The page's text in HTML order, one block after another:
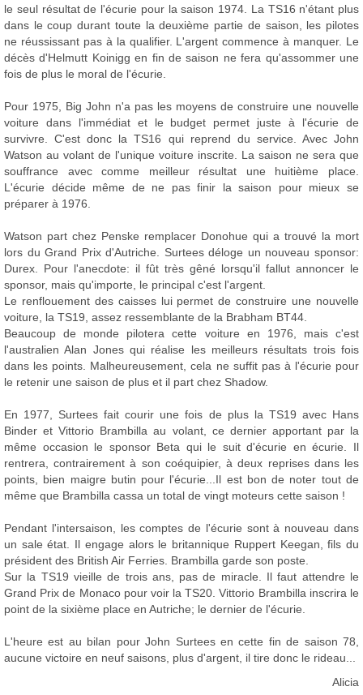
le seul résultat de l'écurie pour la saison 1974. La TS16 n'étant plus
dans le coup durant toute la deuxième partie de saison, les pilotes
ne réussissant pas à la qualifier. L'argent commence à manquer. Le
décès d'Helmutt Koinigg en fin de saison ne fera qu'assommer une
fois de plus le moral de l'écurie.
Pour 1975, Big John n'a pas les moyens de construire une nouvelle
voiture dans l'immédiat et le budget permet juste à l'écurie de
survivre. C'est donc la TS16 qui reprend du service. Avec John
Watson au volant de l'unique voiture inscrite. La saison ne sera que
souffrance avec comme meilleur résultat une huitième place.
L'écurie décide même de ne pas finir la saison pour mieux se
préparer à 1976.
Watson part chez Penske remplacer Donohue qui a trouvé la mort
lors du Grand Prix d'Autriche. Surtees déloge un nouveau sponsor:
Durex. Pour l'anecdote: il fût très gêné lorsqu'il fallut annoncer le
sponsor, mais qu'importe, le principal c'est l'argent.
Le renflouement des caisses lui permet de construire une nouvelle
voiture, la TS19, assez ressemblante de la Brabham BT44.
Beaucoup de monde pilotera cette voiture en 1976, mais c'est
l'australien Alan Jones qui réalise les meilleurs résultats trois fois
dans les points. Malheureusement, cela ne suffit pas à l'écurie pour
le retenir une saison de plus et il part chez Shadow.
En 1977, Surtees fait courir une fois de plus la TS19 avec Hans
Binder et Vittorio Brambilla au volant, ce dernier apportant par la
même occasion le sponsor Beta qui le suit d'écurie en écurie. Il
rentrera, contrairement à son coéquipier, à deux reprises dans les
points, bien maigre butin pour l'écurie...Il est bon de noter tout de
même que Brambilla cassa un total de vingt moteurs cette saison !
Pendant l'intersaison, les comptes de l'écurie sont à nouveau dans
un sale état. Il engage alors le britannique Ruppert Keegan, fils du
président des British Air Ferries. Brambilla garde son poste.
Sur la TS19 vieille de trois ans, pas de miracle. Il faut attendre le
Grand Prix de Monaco pour voir la TS20. Vittorio Brambilla inscrira le
point de la sixième place en Autriche; le dernier de l'écurie.
L'heure est au bilan pour John Surtees en cette fin de saison 78,
aucune victoire en neuf saisons, plus d'argent, il tire donc le rideau...
Alicia